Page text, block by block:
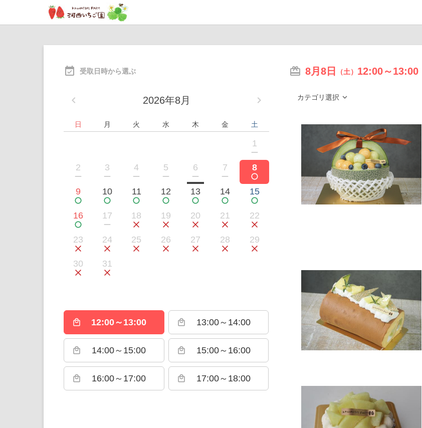
受取 日時から選ぶ
navigate_before navigate_next
2026年8月
日 月 火 水 木 金 土
1
2 3 4 5 6 7 8
9 10 11 12 13 14 15
16 17 18 19 20 21 22
23 24 25 26 27 28 29
30 31
local_mall 12:00～13:00 local_mall 13:00～14:00
local_mall 14:00～15:00 local_mall 15:00～16:00
local_mall 16:00～17:00 local_mall 17:00～18:00
8月8日 （土） 12:00～13:00
カテゴリ選択